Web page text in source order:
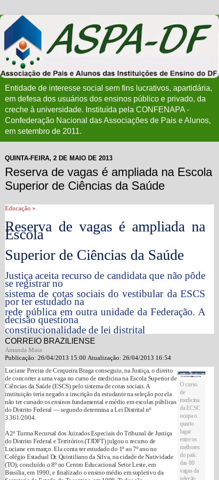
Entidade de interesse social sem fins lucrativos, apartidária,
em defesa dos usuários dos ensinos público e privado, da
creche à universidade. Instituída pela CONFENAPA -
Confederação Nacional das Associações de Pais e Alunos,
em setembro de 2011.
QUINTA-FEIRA, 2 DE MAIO DE 2013
Reserva de vagas é ampliada na Escola
Superior de Ciências da Saúde
Educação »
Reserva de vagas é ampliada na
Escola
Superior de Ciências da Saúde
Justiça aceita recurso de candidata que não pôde
se registrar no
sistema de cotas sociais do vestibular da ESCS
por ter estudado na
rede pública em outra unidade da Federação. A
decisão questiona
constitucionalidade de lei distrital
CORREIO BRAZILIENSE
Amanda Maia
Publicação: 26/04/2013 15:00 Atualização: 26/04/2013 16:54
O curso
de
medicina
da ECSC
ocupa o
quarto
lugar
entre os
melhores
do país:
das 80
vagas da
seleção,
Luciane Pereira de Cerqueira Braga conseguiu, na Justiça, o direito
de concorrer a uma vaga no curso de medicina na Escola Superior de
Ciências da Saúde (ESCS) pelo sistema de cotas sociais. A
instituição teria negado a inscrição da estudante na seleção por ela
não ter cursado os ensinos fundamental e médio em escolas públicas
do Distrito Federal — segundo determina a Lei Distrital nº
3.361/2004.
A 2ª Turma Recursal dos Juizados Especiais do Tribunal de Justiça
do Distrito Federal e Territórios (TJDFT) julgou o recurso de
Luciane em março. Ela conta ter estudado do 1º ao 7º ano no
Colégio Estadual Dr. Quintiliano da Silva, na cidade de Natividade
(TO); concluído o 8º no Centro Educacional Setor Leste, em
Brasília, em 1990; e finalizado o ensino médio em supletivo da